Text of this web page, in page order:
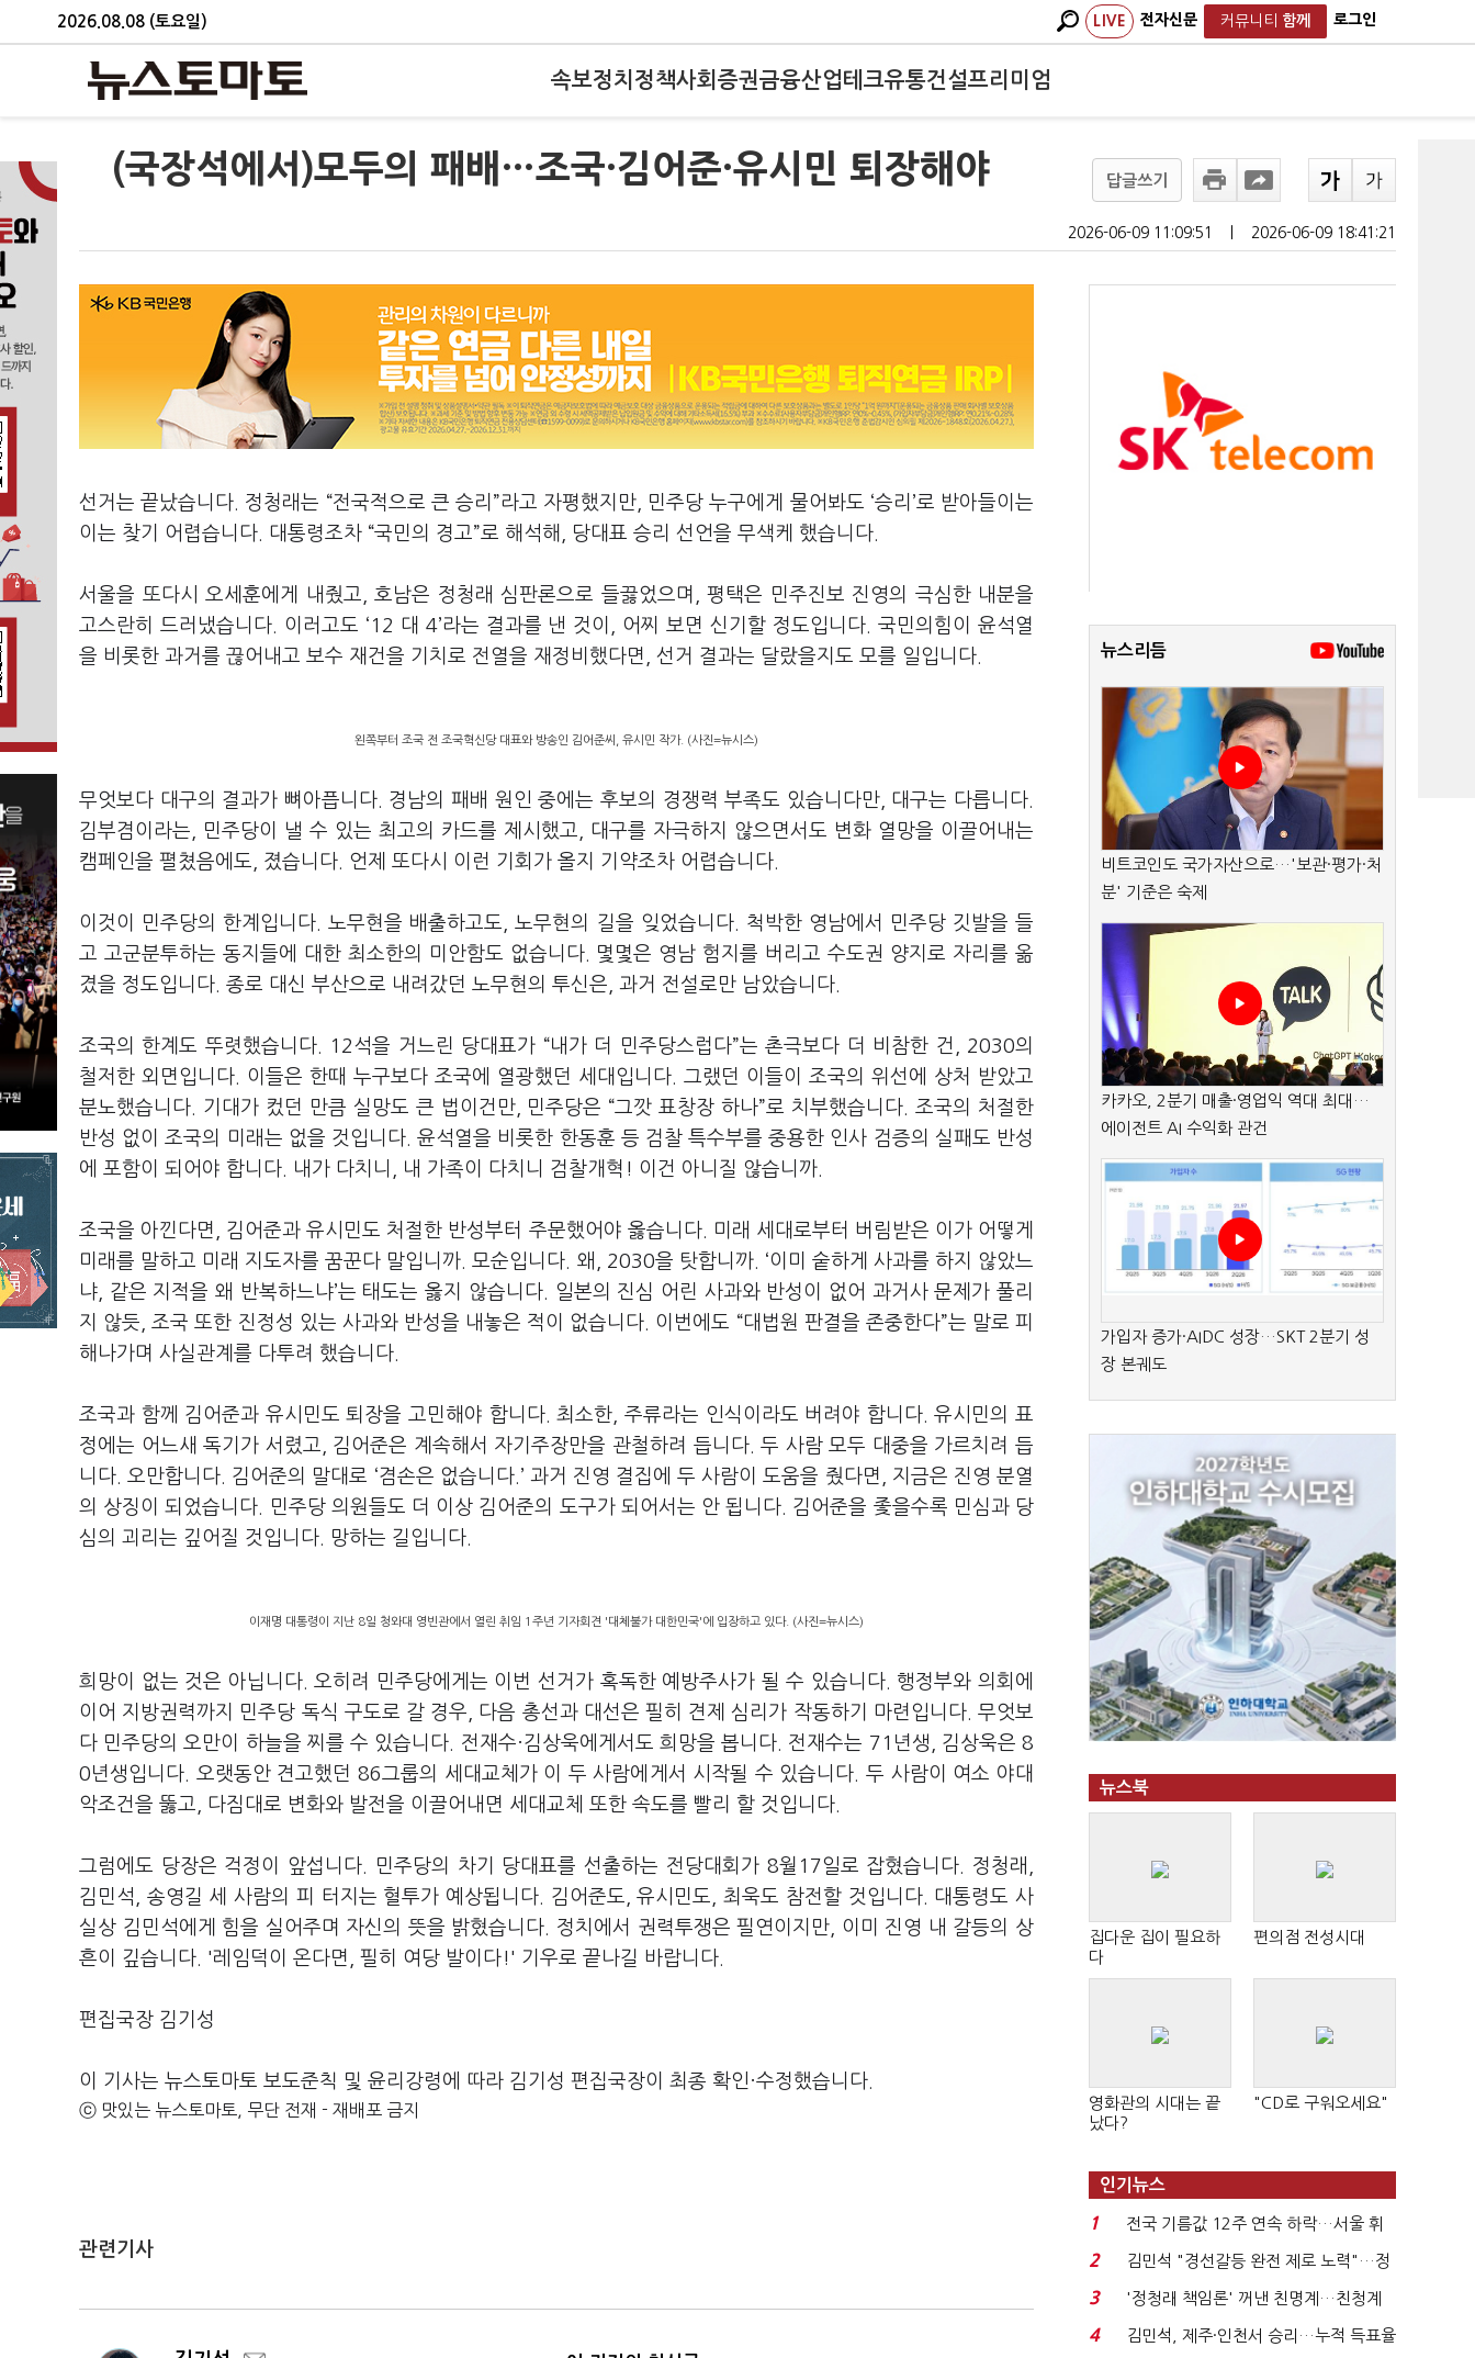
2026.08.08 (토요일) LIVE 전자신문 커뮤니티 함께 로그인
속보정치 정책사회 증권금융산업테크유통건설프리미엄
(국장석에서)모두의 패배…조국·김어준·유시민 퇴장해야 답글쓰기
2026-06-09 11:09:51 2026-06-09 18:41:21
선거는 끝났습니다. 정청래는 “전국적으로 큰 승리”라고 자평했지만, 민주당 누구에게 물어봐도 ‘승리’로 받아들이는
이는 찾기 어렵습니다. 대통령조차 “국민의 경고”로 해석해, 당대표 승리 선언을 무색케 했습니다.
서울을 또다시 오세훈에게 내줬고, 호남은 정청래 심판론으로 들끓었으며, 평택은 민주진보 진영의 극심한 내분을
고스란히 드러냈습니다. 이러고도 ‘12 대 4’라는 결과를 낸 것이, 어찌 보면 신기할 정도입니다. 국민의힘이 윤석열
을 비롯한 과거를 끊어내고 보수 재건을 기치로 전열을 재정비했다면, 선거 결과는 달랐을지도 모를 일입니다.
왼쪽부터 조국 전 조국혁신당 대표와 방송인 김어준씨, 유시민 작가. (사진=뉴시스)
무엇보다 대구의 결과가 뼈아픕니다. 경남의 패배 원인 중에는 후보의 경쟁력 부족도 있습니다만, 대구는 다릅니다.
김부겸이라는, 민주당이 낼 수 있는 최고의 카드를 제시했고, 대구를 자극하지 않으면서도 변화 열망을 이끌어내는
캠페인을 펼쳤음에도, 졌습니다. 언제 또다시 이런 기회가 올지 기약조차 어렵습니다.
이것이 민주당의 한계입니다. 노무현을 배출하고도, 노무현의 길을 잊었습니다. 척박한 영남에서 민주당 깃발을 들
고 고군분투하는 동지들에 대한 최소한의 미안함도 없습니다. 몇몇은 영남 험지를 버리고 수도권 양지로 자리를 옮
겼을 정도입니다. 종로 대신 부산으로 내려갔던 노무현의 투신은, 과거 전설로만 남았습니다.
조국의 한계도 뚜렷했습니다. 12석을 거느린 당대표가 “내가 더 민주당스럽다”는 촌극보다 더 비참한 건, 2030의
철저한 외면입니다. 이들은 한때 누구보다 조국에 열광했던 세대입니다. 그랬던 이들이 조국의 위선에 상처 받았고
분노했습니다. 기대가 컸던 만큼 실망도 큰 법이건만, 민주당은 “그깟 표창장 하나”로 치부했습니다. 조국의 처절한
반성 없이 조국의 미래는 없을 것입니다. 윤석열을 비롯한 한동훈 등 검찰 특수부를 중용한 인사 검증의 실패도 반성
에 포함이 되어야 합니다. 내가 다치니, 내 가족이 다치니 검찰개혁! 이건 아니질 않습니까.
조국을 아낀다면, 김어준과 유시민도 처절한 반성부터 주문했어야 옳습니다. 미래 세대로부터 버림받은 이가 어떻게
미래를 말하고 미래 지도자를 꿈꾼다 말입니까. 모순입니다. 왜, 2030을 탓합니까. ‘이미 숱하게 사과를 하지 않았느
냐, 같은 지적을 왜 반복하느냐’는 태도는 옳지 않습니다. 일본의 진심 어린 사과와 반성이 없어 과거사 문제가 풀리
지 않듯, 조국 또한 진정성 있는 사과와 반성을 내놓은 적이 없습니다. 이번에도 “대법원 판결을 존중한다”는 말로 피
해나가며 사실관계를 다투려 했습니다.
조국과 함께 김어준과 유시민도 퇴장을 고민해야 합니다. 최소한, 주류라는 인식이라도 버려야 합니다. 유시민의 표
정에는 어느새 독기가 서렸고, 김어준은 계속해서 자기주장만을 관철하려 듭니다. 두 사람 모두 대중을 가르치려 듭
니다. 오만합니다. 김어준의 말대로 ‘겸손은 없습니다.’ 과거 진영 결집에 두 사람이 도움을 줬다면, 지금은 진영 분열
의 상징이 되었습니다. 민주당 의원들도 더 이상 김어준의 도구가 되어서는 안 됩니다. 김어준을 좇을수록 민심과 당
심의 괴리는 깊어질 것입니다. 망하는 길입니다.
이재명 대통령이 지난 8일 청와대 영빈관에서 열린 취임 1주년 기자회견 '대체불가 대한민국'에 입장하고 있다. (사진=뉴시스)
희망이 없는 것은 아닙니다. 오히려 민주당에게는 이번 선거가 혹독한 예방주사가 될 수 있습니다. 행정부와 의회에
이어 지방권력까지 민주당 독식 구도로 갈 경우, 다음 총선과 대선은 필히 견제 심리가 작동하기 마련입니다. 무엇보
다 민주당의 오만이 하늘을 찌를 수 있습니다. 전재수·김상욱에게서도 희망을 봅니다. 전재수는 71년생, 김상욱은 8
0년생입니다. 오랫동안 견고했던 86그룹의 세대교체가 이 두 사람에게서 시작될 수 있습니다. 두 사람이 여소 야대
악조건을 뚫고, 다짐대로 변화와 발전을 이끌어내면 세대교체 또한 속도를 빨리 할 것입니다.
그럼에도 당장은 걱정이 앞섭니다. 민주당의 차기 당대표를 선출하는 전당대회가 8월17일로 잡혔습니다. 정청래,
김민석, 송영길 세 사람의 피 터지는 혈투가 예상됩니다. 김어준도, 유시민도, 최욱도 참전할 것입니다. 대통령도 사
실상 김민석에게 힘을 실어주며 자신의 뜻을 밝혔습니다. 정치에서 권력투쟁은 필연이지만, 이미 진영 내 갈등의 상
흔이 깊습니다. '레임덕이 온다면, 필히 여당 발이다!' 기우로 끝나길 바랍니다.
편집국장 김기성
이 기사는 뉴스토마토 보도준칙 및 윤리강령에 따라 김기성 편집국장이 최종 확인·수정했습니다.
ⓒ 맛있는 뉴스토마토, 무단 전재 - 재배포 금지
관련기사
뉴스리듬
비트코인도 국가자산으로…'보관·평가·처
분' 기준은 숙제
카카오, 2분기 매출·영업익 역대 최대…
에이전트 AI 수익화 관건
가입자 증가·AIDC 성장…SKT 2분기 성
장 본궤도
뉴스북
집다운 집이 필요하
다
편의점 전성시대
영화관의 시대는 끝
났다?
"CD로 구워오세요"
인기뉴스
1
전국 기름값 12주 연속 하락…서울 휘
발윳값 1909원...
2
김민석 "경선갈등 완전 제로 노력"…정
청래 "반명 공세 사...
3
'정청래 책임론' 꺼낸 친명계…친청계
는 추가투표 때리기...
4
김민석, 제주·인천서 승리…누적 득표율